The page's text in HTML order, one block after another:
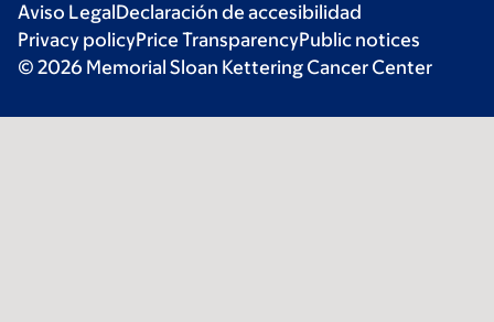
Aviso LegalDeclaración de accesibilidad
Privacy policyPrice TransparencyPublic notices
© 2026 Memorial Sloan Kettering Cancer Center